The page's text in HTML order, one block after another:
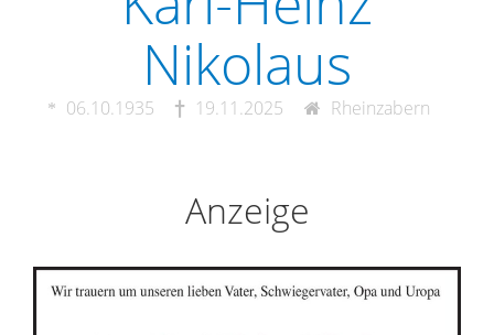
Nikolaus
06.10.1935 19.11.2025 Rheinzabern
Anzeige